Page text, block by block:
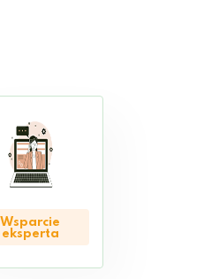
Wsparcie
eksperta